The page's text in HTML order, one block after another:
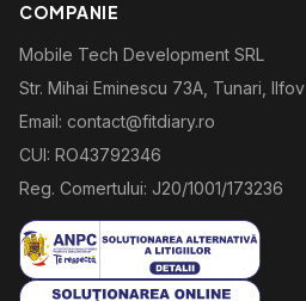
COMPANIE
Mobile Tech Development SRL
Str. Mihai Eminescu 73A, Tunari, Ilfov
Email: contact@fitdiary.ro
CUI: RO43792346
Reg. Comertului: J20/1001/173236